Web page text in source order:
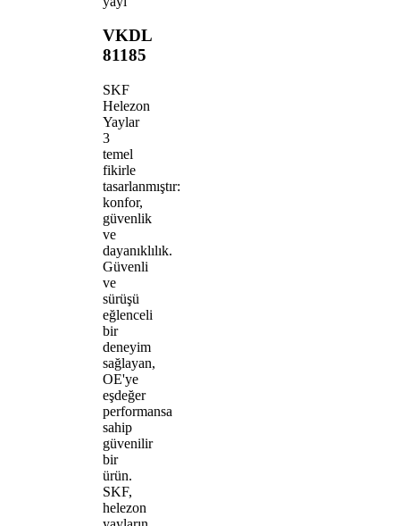
VKDL
81185
SKF
Helezon
Yaylar
3
temel
fikirle
tasarlanmıştır:
konfor,
güvenlik
ve
dayanıklılık.
Güvenli
ve
sürüşü
eğlenceli
bir
deneyim
sağlayan,
OE'ye
eşdeğer
performansa
sahip
güvenilir
bir
ürün.
SKF,
helezon